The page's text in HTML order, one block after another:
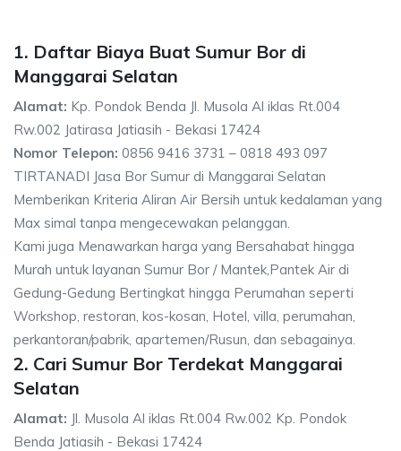
1. Daftar Biaya Buat Sumur Bor di
Manggarai Selatan
Alamat: Kp. Pondok Benda Jl. Musola Al iklas Rt.004
Rw.002 Jatirasa Jatiasih - Bekasi 17424
Nomor Telepon: 0856 9416 3731 – 0818 493 097
TIRTANADI Jasa Bor Sumur di Manggarai Selatan
Memberikan Kriteria Aliran Air Bersih untuk kedalaman yang
Max simal tanpa mengecewakan pelanggan.
Kami juga Menawarkan harga yang Bersahabat hingga
Murah untuk layanan Sumur Bor / Mantek,Pantek Air di
Gedung-Gedung Bertingkat hingga Perumahan seperti
Workshop, restoran, kos-kosan, Hotel, villa, perumahan,
perkantoran/pabrik, apartemen/Rusun, dan sebagainya.
2. Cari Sumur Bor Terdekat Manggarai
Selatan
Alamat: Jl. Musola Al iklas Rt.004 Rw.002 Kp. Pondok
Benda Jatiasih - Bekasi 17424